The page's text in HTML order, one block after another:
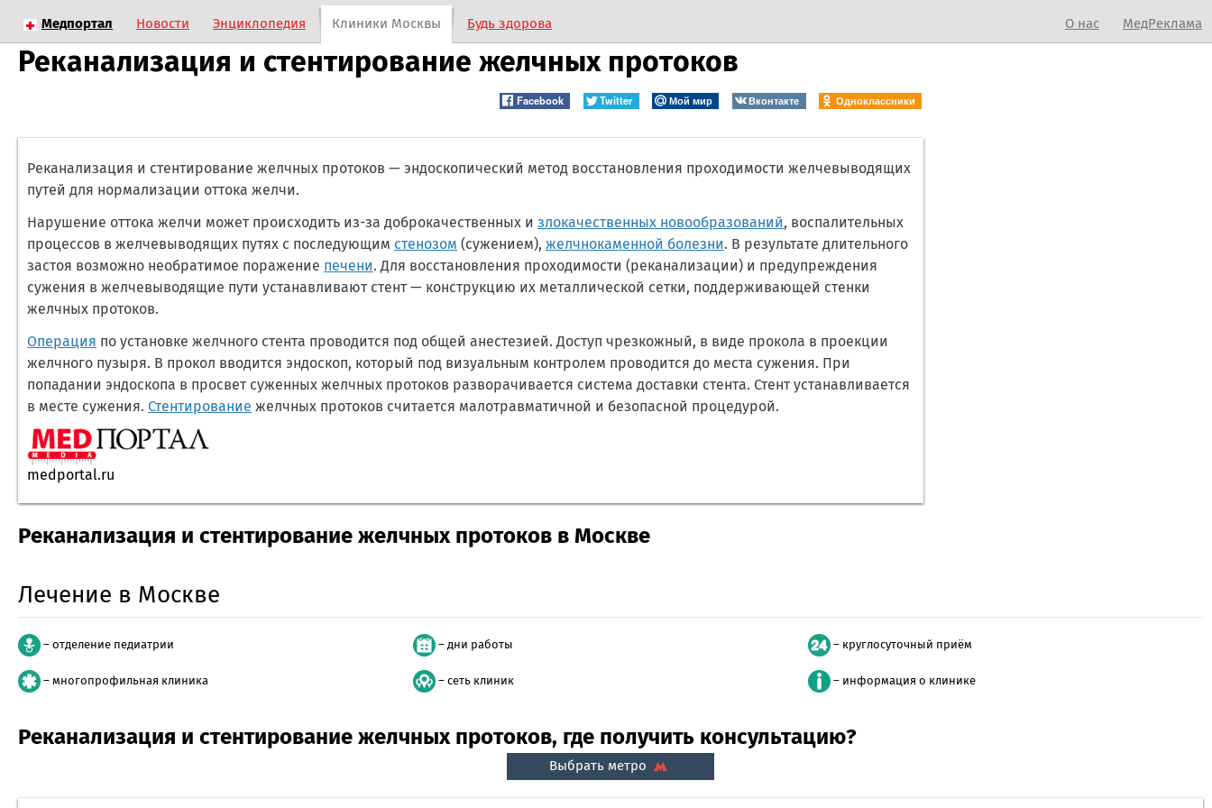
О нас МедРеклама
Медпортал Новости Энциклопедия Клиники Москвы Будь здорова
Реканализация и стентирование желчных протоков
Facebook Twitter Мой мир Вконтакте Одноклассники
Реканализация и стентирование желчных протоков — эндоскопический метод восстановления проходимости желчевыводящих
путей для нормализации оттока желчи.
Нарушение оттока желчи может происходить из-за доброкачественных и злокачественных новообразований, воспалительных
процессов в желчевыводящих путях с последующим стенозом (сужением), желчнокаменной болезни. В результате длительного
застоя возможно необратимое поражение печени. Для восстановления проходимости (реканализации) и предупреждения
сужения в желчевыводящие пути устанавливают стент — конструкцию их металлической сетки, поддерживающей стенки
желчных протоков.
Операция по установке желчного стента проводится под общей анестезией. Доступ чрезкожный, в виде прокола в проекции
желчного пузыря. В прокол вводится эндоскоп, который под визуальным контролем проводится до места сужения. При
попадании эндоскопа в просвет суженных желчных протоков разворачивается система доставки стента. Стент устанавливается
в месте сужения. Стентирование желчных протоков считается малотравматичной и безопасной процедурой.
medportal.ru
Реканализация и стентирование желчных протоков в Москве
Лечение в Москве
– отделение педиатрии – дни работы – круглосуточный приём
– многопрофильная клиника – сеть клиник – информация о клинике
Реканализация и стентирование желчных протоков, где получить консультацию?
Выбрать метро